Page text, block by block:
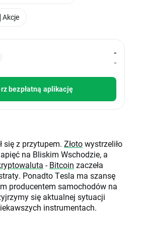
-
-
bezpłatną aplikację
się z przytupem. Złotowystrzeliło
na Bliskim Wschodzie, a
-Bitcoin zaczeła
Ponadto Tesla ma szansę
producentem samochodów na
się aktualnej sytuacji
instrumentach.
Akcje